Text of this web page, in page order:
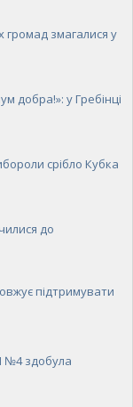
громад змагалися у
добра!»: у Гребінці
срібло Кубка
до
підтримувати
№4 здобула